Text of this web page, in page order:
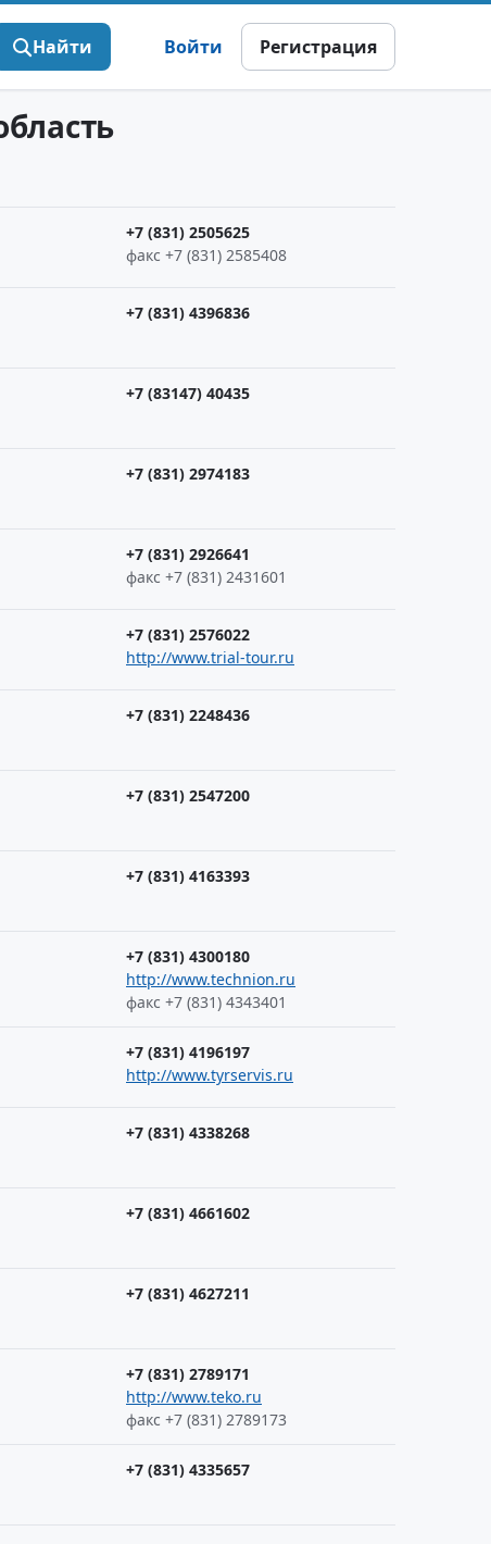
Найти Войти Регистрация
+7 (831) 2505625
факс +7 (831) 2585408
+7 (831) 4396836
+7 (83147) 40435
+7 (831) 2974183
+7 (831) 2926641
факс +7 (831) 2431601
+7 (831) 2576022
http://www.trial-tour.ru
+7 (831) 2248436
+7 (831) 2547200
+7 (831) 4163393
+7 (831) 4300180
http://www.technion.ru
факс +7 (831) 4343401
+7 (831) 4196197
http://www.tyrservis.ru
+7 (831) 4338268
+7 (831) 4661602
+7 (831) 4627211
+7 (831) 2789171
http://www.teko.ru
факс +7 (831) 2789173
+7 (831) 4335657